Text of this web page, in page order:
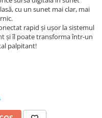
cu un sunet mai clar, mai
rapid și ușor la sistemul
și îl poate transforma într-un
palpitant!